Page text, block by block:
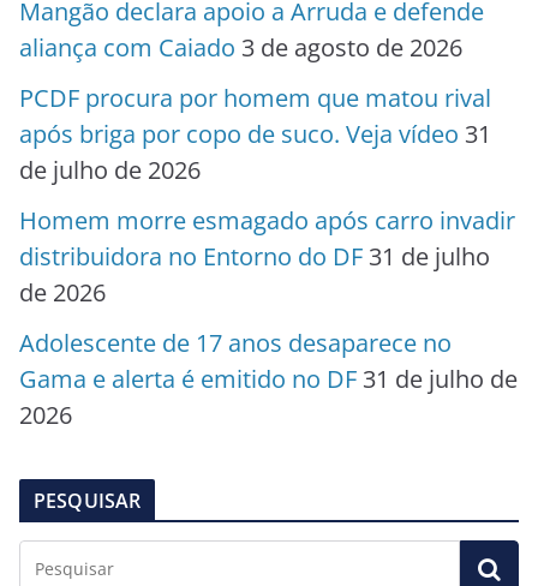
Mangão declara apoio a Arruda e defende
aliança com Caiado 3 de agosto de 2026
PCDF procura por homem que matou rival
após briga por copo de suco. Veja vídeo 31
de julho de 2026
Homem morre esmagado após carro invadir
distribuidora no Entorno do DF 31 de julho
de 2026
Adolescente de 17 anos desaparece no
Gama e alerta é emitido no DF 31 de julho de
2026
PESQUISAR